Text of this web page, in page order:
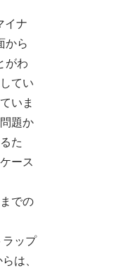
イナ
から
がわ
てい
いま
題か
た
ース
での
ラップ
は、